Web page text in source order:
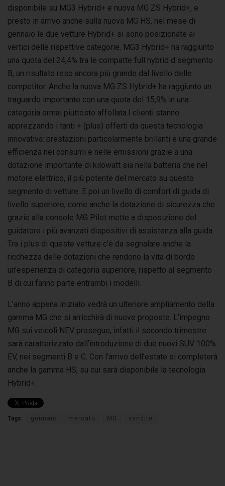
disponibile su MG3 Hybrid+ e nuova MG ZS Hybrid+, e
presto in arrivo anche sulla nuova MG HS, nel mese di
gennaio le due vetture Hybrid+ si sono posizionate ai
vertici delle rispettive categorie. MG3 Hybrid+ ha raggiunto
una quota del 24,4% tra le compatte full hybrid d segmento
B, un risultato reso ancora più grande dal livello delle
competitor. Anche la nuova MG ZS Hybrid+ ha raggiunto un
traguardo importante con una quota del 15,9% in una
categoria ormai piuttosto affollata.I clienti stanno
apprezzando i tanti + (plus) offerti da questa tecnologia
innovativa: prestazioni particolarmente brillanti e una grande
efficienza nei consumi e nelle emissioni grazie a una
dotazione importante di kilowatt sia nella batteria che nel
motore elettrico, il più potente del mercato su questo
segmento di vetture. E poi un livello di comfort di guida di
livello superiore, come anche la dotazione di sicurezza che
grazie alla console MG Pilot mette a disposizione del
guidatore i più avanzati dispositivi di assistenza alla guida.
Tra i plus di queste vetture c’è da segnalare anche la
ricchezza delle dotazioni che rendono la vita di bordo
un’esperienza di categoria superiore, rispetto al segmento
B di cui fanno parte entrambi i modelli.
L’anno appena iniziato vedrà un ulteriore ampliamento della
gamma MG che si arricchirà di nuove proposte. L’impegno
MG sui veicoli NEV prosegue, infatti il secondo trimestre
sarà caratterizzato dall’introduzione di due nuovi SUV 100%
EV, nei segmenti B e C. Con l’arrivo dell’estate si completerà
anche la gamma HS, su cui sarà disponibile la tecnologia
Hybrid+.
Tags: gennaio mercato MG vendite